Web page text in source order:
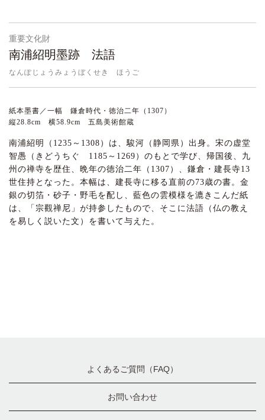
重要文化財
南浦紹明墨跡 法語
なんぽじょうみょうぼくせき ほうご
紙本墨書／一幅 鎌倉時代・徳治二年（1307）
縦28.8cm 横58.9cm 五島美術館蔵
南浦紹明（1235～1308）は、駿河（静岡県）出身。宋の虚堂
智愚（きどうちぐ 1185～1269）のもとで学び、帰国後、九
州の禅寺を歴住、晩年の徳治二年（1307）、鎌倉・建長寺13
世住持となった。本幅は、建長寺に移る直前の73歳の書。金
銀の切箔・砂子・野毛を配し、藍色の雲模様を漉きこんだ紙
は、「宗觀禅尼」が持参したもので、そこに法語（仏の教え
を易しく説いた文）を書いて与えた。
よくあるご質問（FAQ）
お問い合わせ